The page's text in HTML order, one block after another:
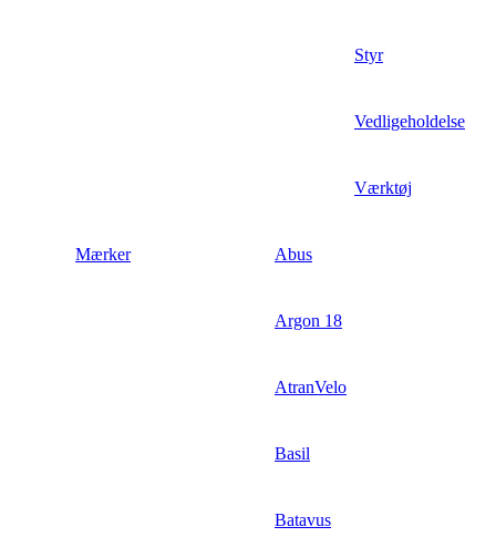
Styr
Vedligeholdelse
Værktøj
Mærker Abus
Argon 18
AtranVelo
Basil
Batavus